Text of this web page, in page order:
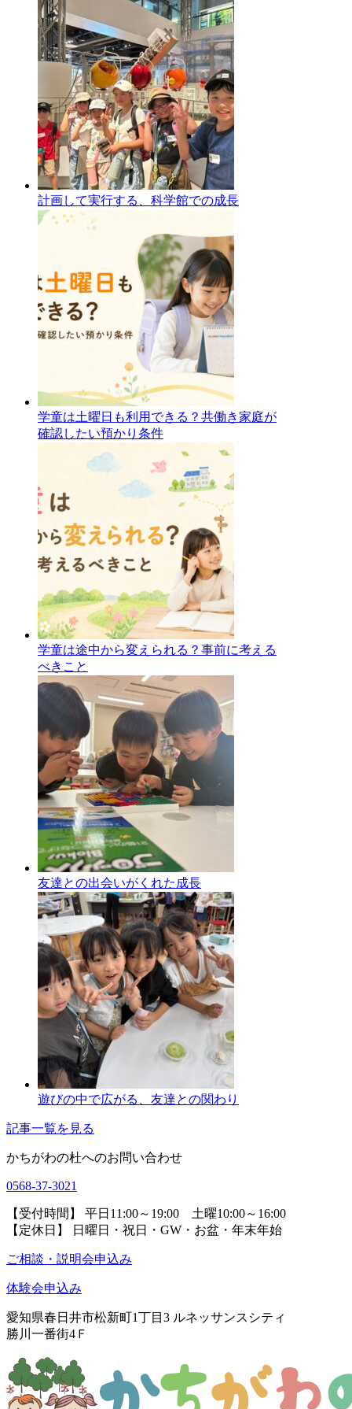
計画して実行する、科学館での成長
学童は土曜日も利用できる？共働き家庭が
確認したい預かり条件
学童は途中から変えられる？事前に考える
べきこと
友達との出会いがくれた成長
遊びの中で広がる、友達との関わり
記事一覧を見る
かちがわの杜へのお問い合わせ
0568-37-3021
【受付時間】 平日11:00～19:00 土曜10:00～16:00
【定休日】 日曜日・祝日・GW・お盆・年末年始
ご相談・説明会申込み
体験会申込み
愛知県春日井市松新町1丁目3 ルネッサンスシティ
勝川一番街4Ｆ